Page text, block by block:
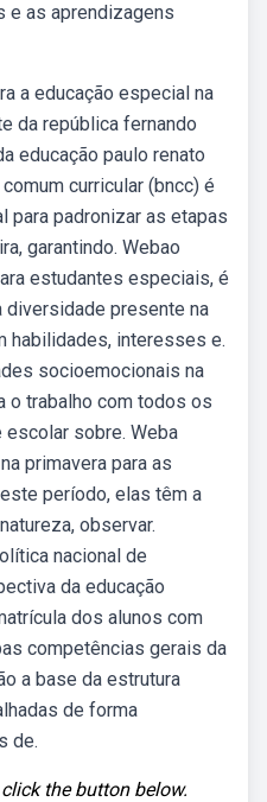
e as aprendizagens
a educação especial na
da república fernando
educação paulo renato
curricular (bncc) é
para padronizar as etapas
garantindo. Webao
estudantes especiais, é
presente na
habilidades, interesses e.
socioemocionais na
o trabalho com todos os
sobre. Weba
primavera para as
período, elas têm a
observar.
nacional de
da educação
dos alunos com
competências gerais da
a base da estrutura
de forma
de.
the button below.